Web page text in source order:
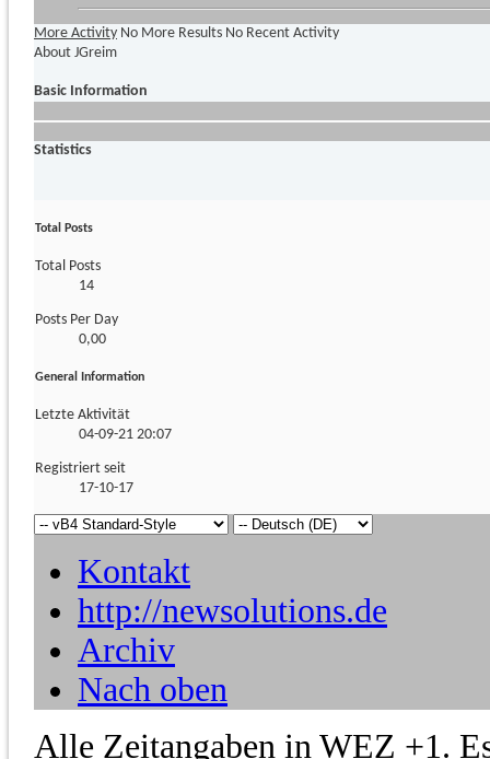
More Activity No More Results No Recent Activity
About JGreim
Basic Information
Statistics
Total Posts
Total Posts
14
Posts Per Day
0,00
General Information
Letzte Aktivität
04-09-21 20:07
Registriert seit
17-10-17
Kontakt
http://newsolutions.de
Archiv
Nach oben
Alle Zeitangaben in WEZ +1.